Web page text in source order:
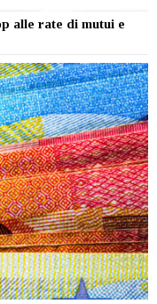
alle rate di mutui e